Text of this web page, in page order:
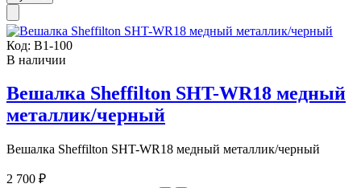
Код: В1-100
В наличии
Вешалка Sheffilton SHT-WR18 медный
металлик/черный
Вешалка Sheffilton SHT-WR18 медный металлик/черный
2 700 ₽